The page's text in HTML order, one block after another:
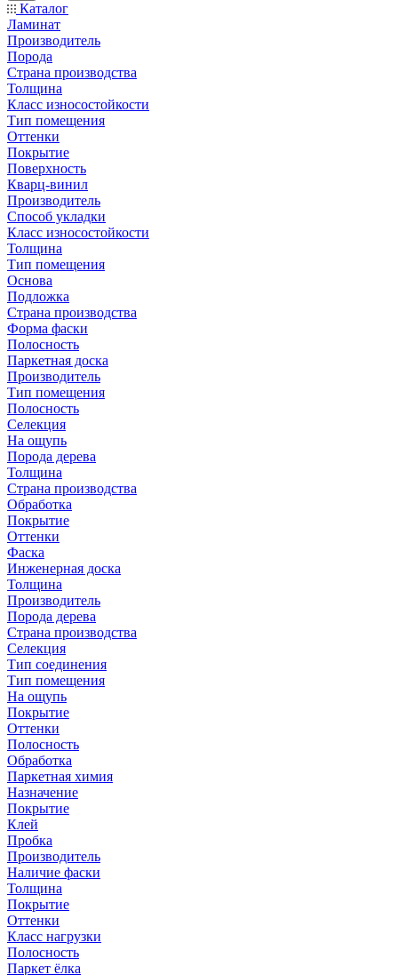
Каталог
Ламинат
Производитель
Порода
Страна производства
Толщина
Класс износостойкости
Тип помещения
Оттенки
Покрытие
Поверхность
Кварц-винил
Производитель
Способ укладки
Класс износостойкости
Толщина
Тип помещения
Основа
Подложка
Страна производства
Форма фаски
Полосность
Паркетная доска
Производитель
Тип помещения
Полосность
Селекция
На ощупь
Порода дерева
Толщина
Страна производства
Обработка
Покрытие
Оттенки
Фаска
Инженерная доска
Толщина
Производитель
Порода дерева
Страна производства
Селекция
Тип соединения
Тип помещения
На ощупь
Покрытие
Оттенки
Полосность
Обработка
Паркетная химия
Назначение
Покрытие
Клей
Пробка
Производитель
Наличие фаски
Толщина
Покрытие
Оттенки
Класс нагрузки
Полосность
Паркет ёлка